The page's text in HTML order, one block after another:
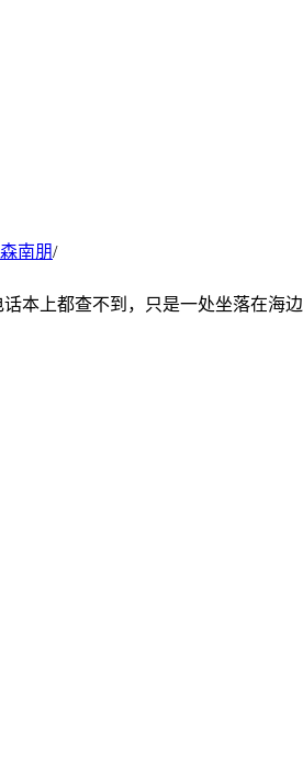
南朋/
本上都查不到，只是一处坐落在海